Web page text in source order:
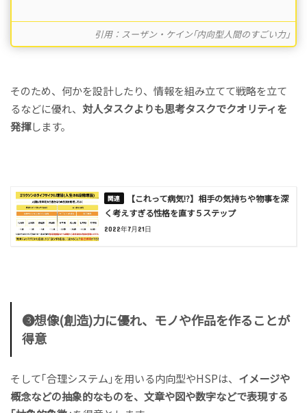
引用：スーザン・ケイン｢内向型人間のすごい力｣
そのため、何かを設計したり、情報を組み立てて戦略を立て
るなどに優れ、対人タスクよりも思考タスクでクオリティを
発揮します。
【これって病気!?】相手の気持ちや物事を深
く考えすぎる性格を直す５ステップ
2022年7月21日
❸想像(創造)力に優れ、モノや作品を作ることが
得意
そして｢合理システム｣を用いる内向型やHSPは、 イメージや
概念などの抽象的なものを、文章や図や数字などで表現する